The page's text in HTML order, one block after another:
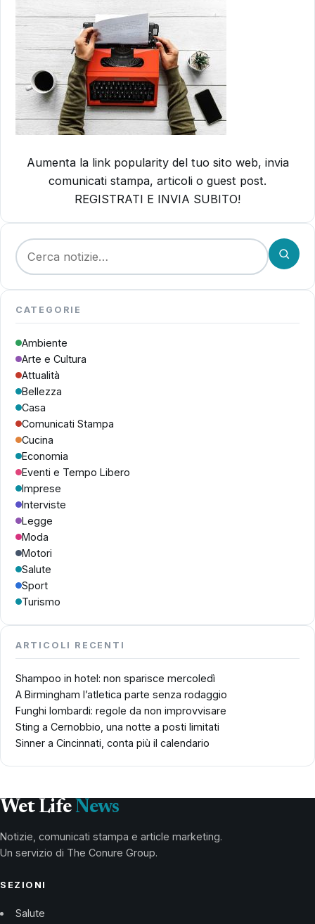
Aumenta la link popularity del tuo sito web, invia
comunicati stampa, articoli o guest post.
REGISTRATI E INVIA SUBITO!
Cerca:
CATEGORIE
Ambiente
Arte e Cultura
Attualità
Bellezza
Casa
Comunicati Stampa
Cucina
Economia
Eventi e Tempo Libero
Imprese
Interviste
Legge
Moda
Motori
Salute
Sport
Turismo
ARTICOLI RECENTI
Shampoo in hotel: non sparisce mercoledì
A Birmingham l’atletica parte senza rodaggio
Funghi lombardi: regole da non improvvisare
Sting a Cernobbio, una notte a posti limitati
Sinner a Cincinnati, conta più il calendario
Wet Life News
Notizie, comunicati stampa e article marketing.
Un servizio di The Conure Group.
SEZIONI
Salute